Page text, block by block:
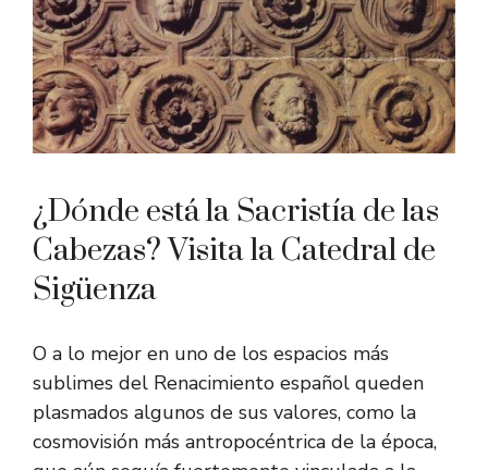
¿Dónde está la Sacristía de las
Cabezas? Visita la Catedral de
Sigüenza
O a lo mejor en uno de los espacios más
sublimes del Renacimiento español queden
plasmados algunos de sus valores, como la
cosmovisión más antropocéntrica de la época,